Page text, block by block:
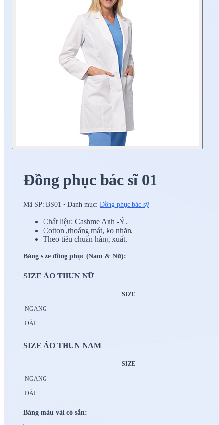
Đồng phục bác sĩ 01
Mã SP: BS01 • Danh mục: Đồng phục bác sỹ
Chất liệu: Cashme Anh -Ý.
Cotton ,thoáng mát, ko nhăn.
Theo tiêu chuẩn hàng xuất.
Bảng size đồng phục (Nam & Nữ):
SIZE ÁO THUN NỮ
SIZE
NGANG
DÀI
SIZE ÁO THUN NAM
SIZE
NGANG
DÀI
Bảng màu vải có sẵn: